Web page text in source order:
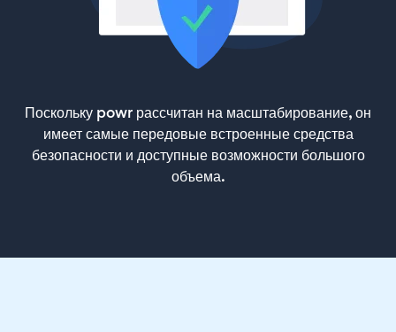
Поскольку powr рассчитан на масштабирование, он
имеет самые передовые встроенные средства
безопасности и доступные возможности большого
объема.